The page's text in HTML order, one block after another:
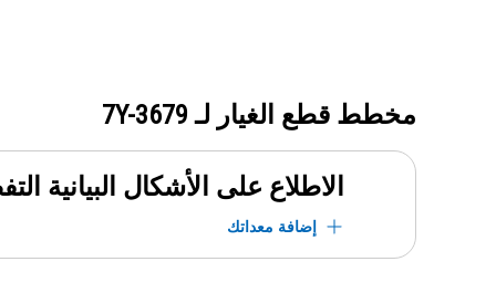
مخطط قطع الغيار لـ 7Y-3679
الاطلاع على الأشكال البيانية
إضافة معداتك